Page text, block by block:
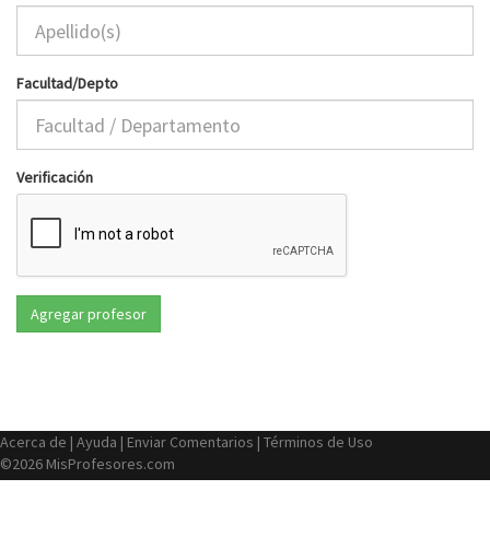
Facultad/Depto
Verificación
Acerca de | Ayuda | Enviar Comentarios | Términos de Uso
©2026 MisProfesores.com